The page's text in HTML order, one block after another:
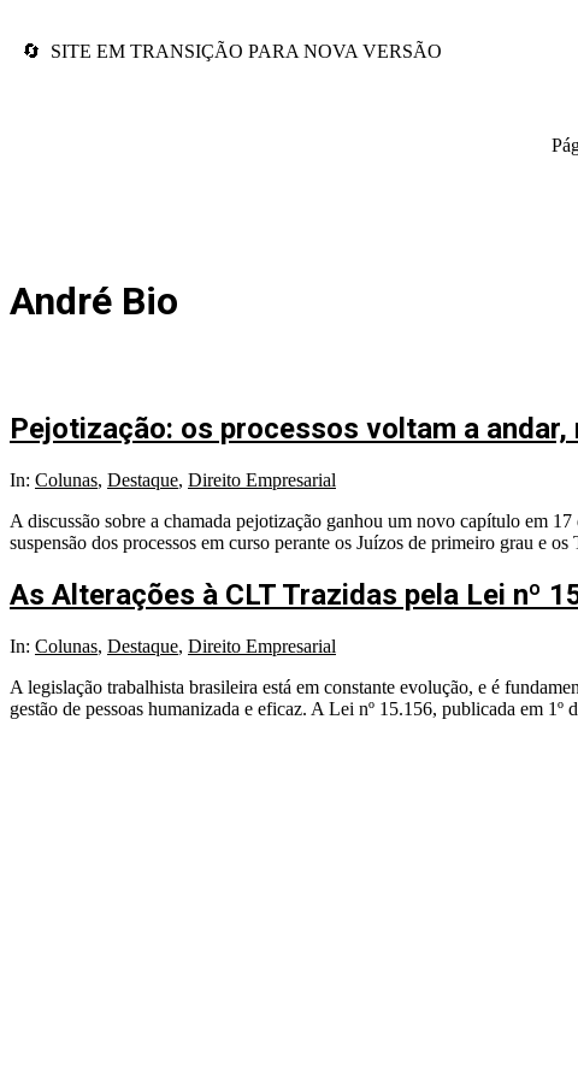
🔄 SITE EM TRANSIÇÃO PARA NOVA VERSÃO
André Bio
Pejotização: os processos voltam a
In: Colunas, Destaque, Direito Empresarial
A discussão sobre a chamada pejotização ganhou um novo capítulo em
suspensão dos processos em curso perante os Juízos de primeiro grau e
As Alterações à CLT Trazidas pela Lei nº
In: Colunas, Destaque, Direito Empresarial
A legislação trabalhista brasileira está em constante evolução, e é
gestão de pessoas humanizada e eficaz. A Lei nº 15.156, publicada em